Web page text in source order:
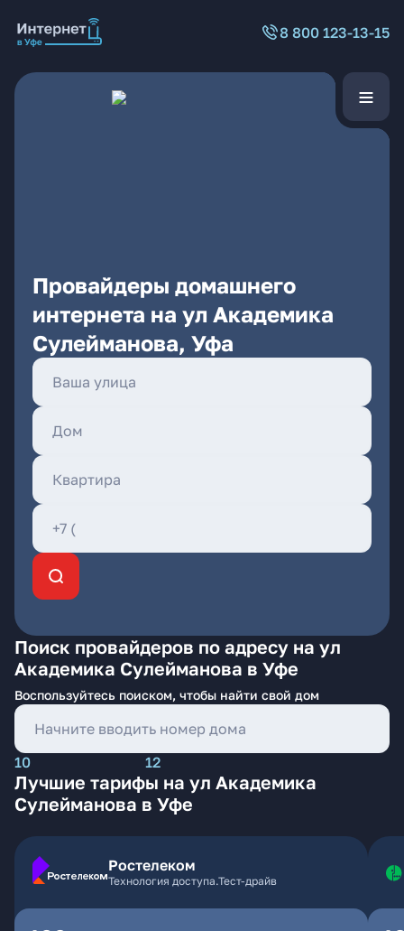
8 800 123-13-15
Провайдеры домашнего
интернета на ул Академика
Сулейманова, Уфа
Поиск провайдеров по адресу на ул
Академика Сулейманова в Уфе
Воспользуйтесь поиском, чтобы найти свой дом
10 12
Лучшие тарифы на ул Академика
Сулейманова в Уфе
Ростелеком
Технология доступа.Тест-драйв